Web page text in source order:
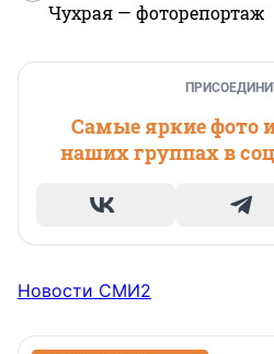
Чухрая — фоторепортаж
Самые яркие фото
наших группах в
Новости СМИ2